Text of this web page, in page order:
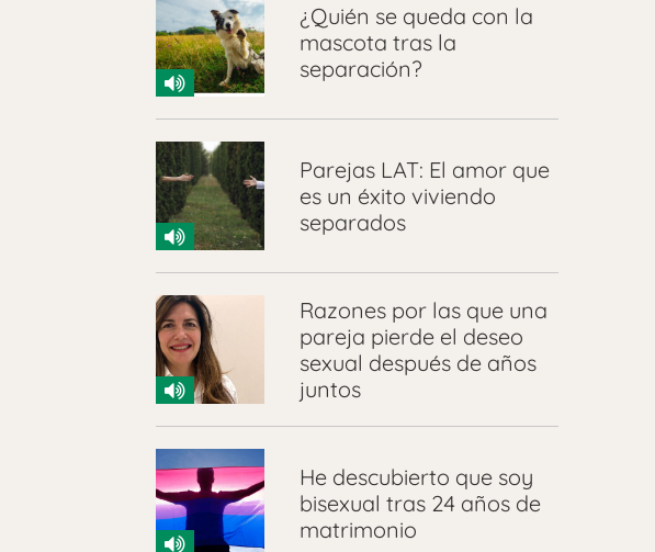
¿Quién se queda con la
mascota tras la
separación?
Parejas LAT: El amor que
es un éxito viviendo
separados
Razones por las que una
pareja pierde el deseo
sexual después de años
juntos
He descubierto que soy
bisexual tras 24 años de
matrimonio